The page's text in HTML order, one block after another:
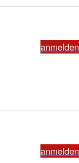
anmelden
anmelden